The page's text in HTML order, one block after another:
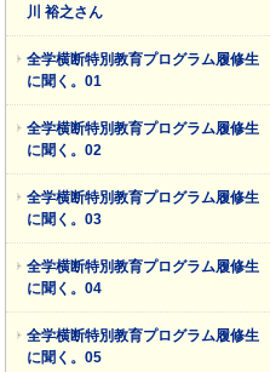
川 裕之さん
全学横断特別教育プログラム履修生
に聞く。01
全学横断特別教育プログラム履修生
に聞く。02
全学横断特別教育プログラム履修生
に聞く。03
全学横断特別教育プログラム履修生
に聞く。04
全学横断特別教育プログラム履修生
に聞く。05